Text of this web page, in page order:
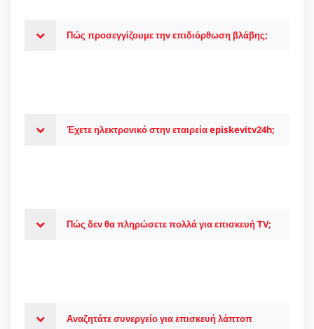
Πώς προσεγγίζουμε την επιδιόρθωση βλάβης;
Έχετε ηλεκτρονικό στην εταιρεία episkevitv24h;
Πώς δεν θα πληρώσετε πολλά για επισκευή TV;
Αναζητάτε συνεργείο για επισκευή λάπτοπ